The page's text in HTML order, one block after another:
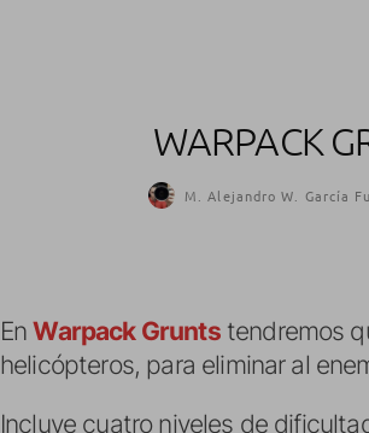
WARPACK
M. Alejandro W. García
EnWarpack Gruntstendremos
helicópteros, para eliminar al
Incluye cuatro niveles de